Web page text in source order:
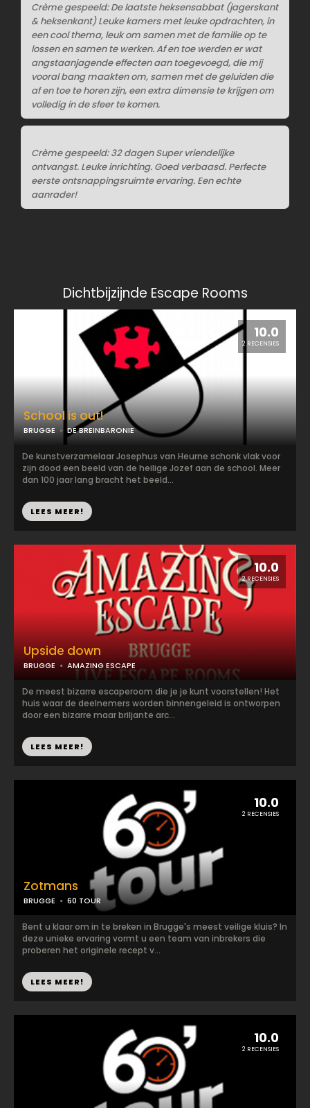
Crème gespeeld: De laatste heksensabbat (jagerskant
& heksenkant) Leuke kamers met leuke opdrachten, in
een cool thema, leuk om samen met de familie op te
lossen en samen te werken. Af en toe werden er wat
angstaanjagende effecten aan toegevoegd, die mij
vooral bang maakten om, samen met de geluiden die
af en toe te horen zijn, een extra dimensie te krijgen om
volledig in de sfeer te komen.
Crème gespeeld: 32 dagen Super vriendelijke
ontvangst. Leuke inrichting. Goed verbaasd. Perfecte
eerste ontsnappingsruimte ervaring. Een echte
aanrader!
Dichtbijzijnde Escape Rooms
10.0
2 RECENSIES
Upside down
BRUGGE AMAZING ESCAPE
De meest bizarre escaperoom die je je kunt voorstellen! Het
huis waar de deelnemers worden binnengeleid is ontworpen
door een bizarre maar briljante arc...
LEES MEER!
10.0
2 RECENSIES
10.0
2 RECENSIES
School is out!
BRUGGE DE BREINBARONIE
De kunstverzamelaar Josephus van Heurne schonk vlak voor
zijn dood een beeld van de heilige Jozef aan de school. Meer
dan 100 jaar lang bracht het beeld...
LEES MEER!
10.0
2 RECENSIES
Zotmans
BRUGGE 60 TOUR
Bent u klaar om in te breken in Brugge's meest veilige kluis? In
deze unieke ervaring vormt u een team van inbrekers die
proberen het originele recept v...
LEES MEER!